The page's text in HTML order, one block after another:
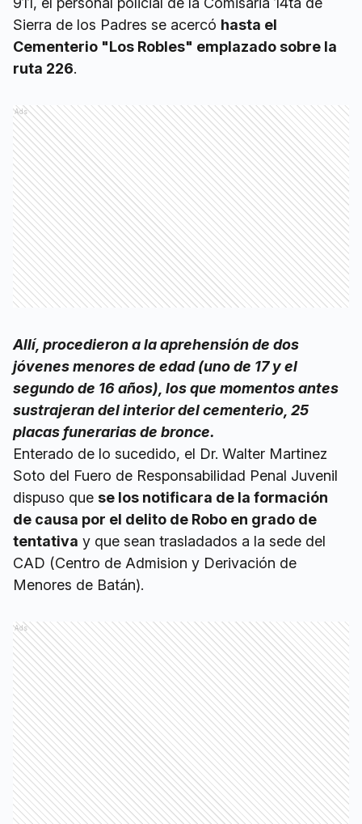
Sierra de los Padres se acercó hasta el
Cementerio "Los Robles" emplazado sobre la
ruta 226.
Ads
Allí, procedieron a la aprehensión de dos
jóvenes menores de edad (uno de 17 y el
segundo de 16 años), los que momentos antes
sustrajeran del interior del cementerio, 25
placas funerarias de bronce.
Enterado de lo sucedido, el Dr. Walter Martinez
Soto del Fuero de Responsabilidad Penal Juvenil
dispuso que se los notificara de la formación
de causa por el delito de Robo en grado de
tentativa y que sean trasladados a la sede del
CAD (Centro de Admision y Derivación de
Menores de Batán).
Ads